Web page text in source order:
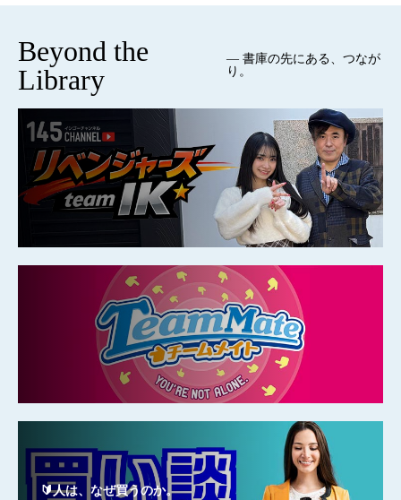
Beyond the
Library
— 書庫の先にある、つなが
り。
🔰人は、なぜ買うのか。